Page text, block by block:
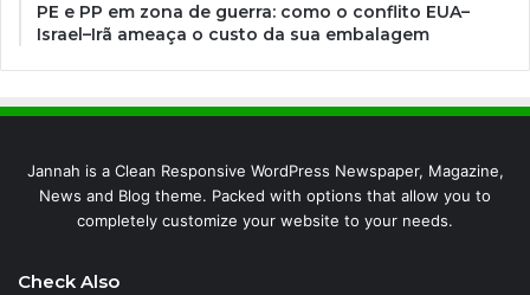
PE e PP em zona de guerra: como o conflito EUA–
Israel–Irã ameaça o custo da sua embalagem
Jannah is a Clean Responsive WordPress Newspaper, Magazine,
News and Blog theme. Packed with options that allow you to
completely customize your website to your needs.
Check Also